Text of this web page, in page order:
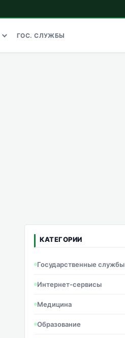
ГОС. СЛУЖБЫ
КАТЕГОРИИ
Государственные службы
Интернет-сервисы
Медицина
Образование